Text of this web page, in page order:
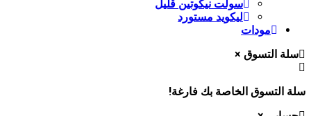
سولت نيكوتين قليل
ليكويد مستورد
مودات
التسوق ×
التسوق الخاصة بك فارغة!